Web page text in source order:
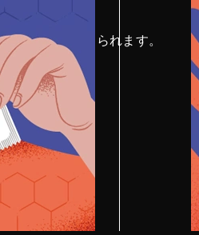
ジで簡単に開けられます。